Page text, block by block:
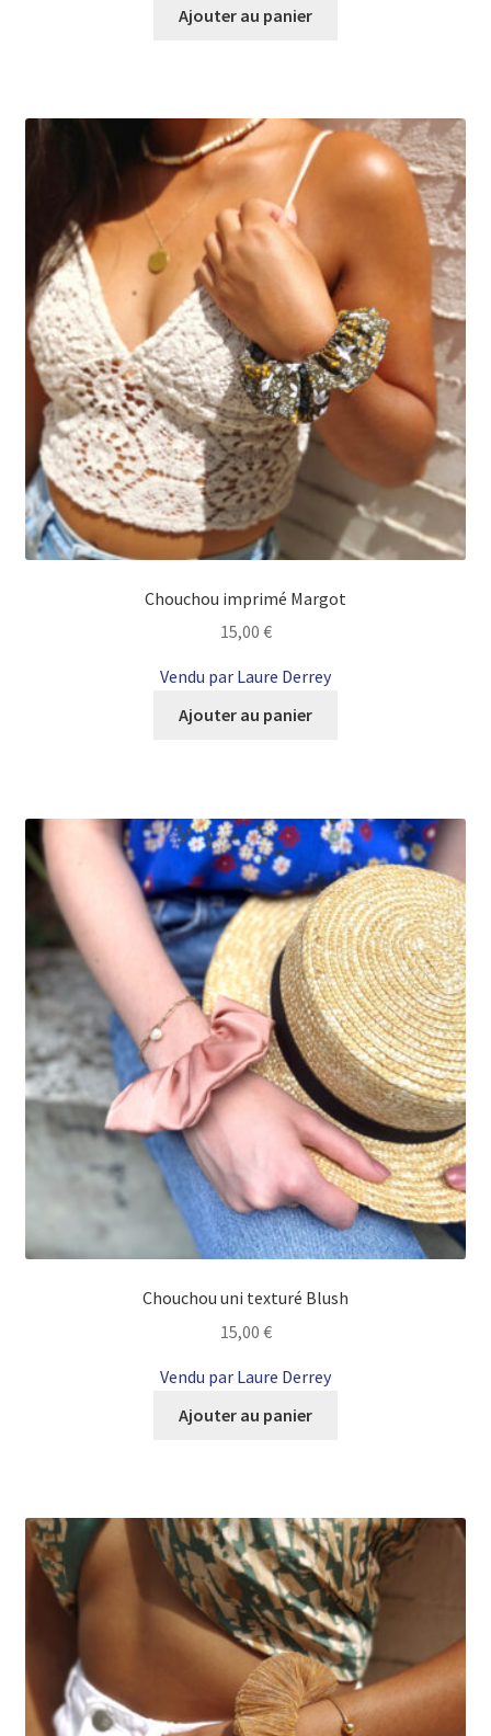
Ajouter au panier
Chouchou imprimé Margot
15,00 €
Vendu par Laure Derrey
Ajouter au panier
Chouchou uni texturé Blush
15,00 €
Vendu par Laure Derrey
Ajouter au panier